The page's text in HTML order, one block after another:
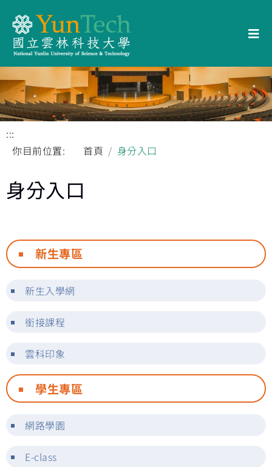
:::
你目前位置:
首頁 身分入口
身分入口
新生專區
新生入學網
銜接課程
雲科印象
學生專區
網路學園
E-class